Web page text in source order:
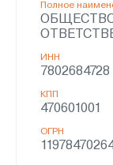
Полное
ИНН
7802684728
КПП
470601001
ОГРН